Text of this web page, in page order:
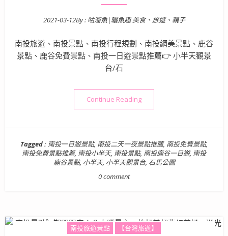
Posted on
2021-03-12By : 咕溜魚|曬魚趣 美食、旅遊、親子
南投旅遊、南投景點、南投行程規劃、南投網美景點、鹿谷
景點、鹿谷免費景點、南投一日遊景點推薦👉 小半天觀景
台/石
Continue Reading“南投景點》全台最高的小半
Tagged : 南投一日遊景點, 南投二天一夜景點推薦, 南投免費景點,
南投免費景點推薦, 南投小半天, 南投景點, 南投鹿谷一日遊, 南投
鹿谷景點, 小半天, 小半天觀景台, 石馬公園
0 comment
南投旅遊景點 【台灣旅遊】